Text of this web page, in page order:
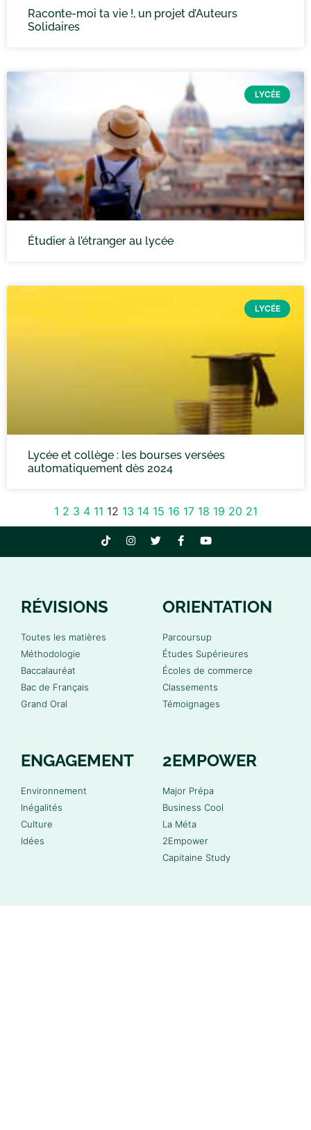
Raconte-moi ta vie !, un projet d’Auteurs
Solidaires
LYCÉE
Étudier à l’étranger au lycée
LYCÉE
Lycée et collège : les bourses versées
automatiquement dès 2024
1 2 3 4 11 12 13 14 15 16 17 18 19 20 21
RÉVISIONS
Toutes les matières
Méthodologie
Baccalauréat
Bac de Français
Grand Oral
ORIENTATION
Parcoursup
Études Supérieures
Écoles de commerce
Classements
Témoignages
ENGAGEMENT
Environnement
Inégalités
Culture
Idées
2EMPOWER
Major Prépa
Business Cool
La Méta
2Empower
Capitaine Study